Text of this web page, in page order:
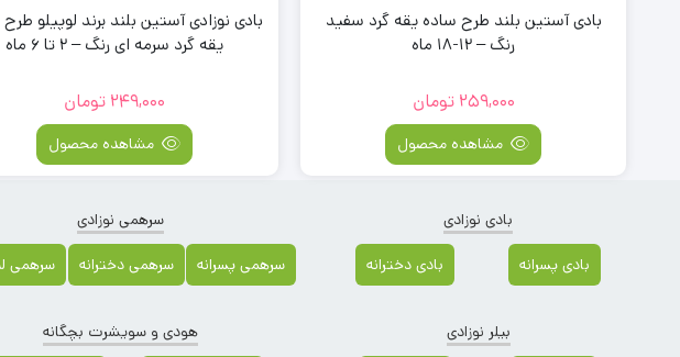
بادی آستین بلند طرح ساده یقه گرد سفید
رنگ – 12-18 ماه
259,000 تومان
مشاهده محصول
بادی نوزادی آستین بلند برند لوپیلو
یقه گرد سرمه ای رنگ – 2 تا 6 ماه
249,000 تومان
مشاهده محصول
بادی نوزادی
بادی پسرانه بادی دخترانه
سرهمی نوزادی
سرهمی پسرانه سرهمی دخترانه سرهمی
بیلر نوزادی هودی و سویشرت بچگانه